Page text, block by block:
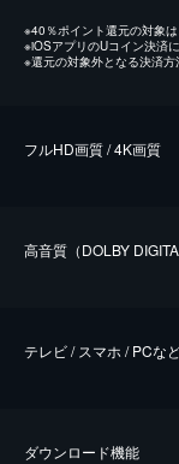
※40％ポイント還元の対象
※iOSアプリのUコイン決済
※還元の対象外となる決済
フルHD画質 / 4K画質
⾼⾳質（DOLBY
テレビ / スマホ / PCな
ダウンロード機能